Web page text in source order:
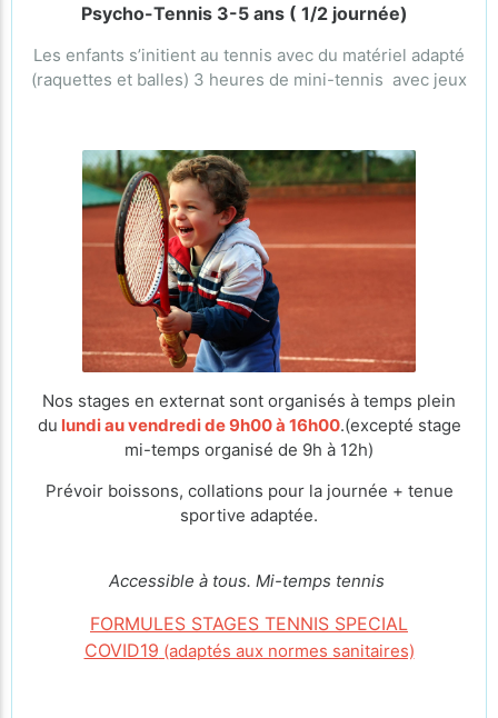
Psycho-Tennis 3-5 ans ( 1/2 journée)
Les enfants s’initient au tennis avec du matériel adapté
(raquettes et balles) 3 heures de mini-tennis avec jeux
Nos stages en externat sont organisés à temps plein
du lundi au vendredi de 9h00 à 16h00.(excepté stage
mi-temps organisé de 9h à 12h)
Prévoir boissons, collations pour la journée + tenue
sportive adaptée.
Accessible à tous. Mi-temps tennis
FORMULES STAGES TENNIS SPECIAL
COVID19 (adaptés aux normes sanitaires)